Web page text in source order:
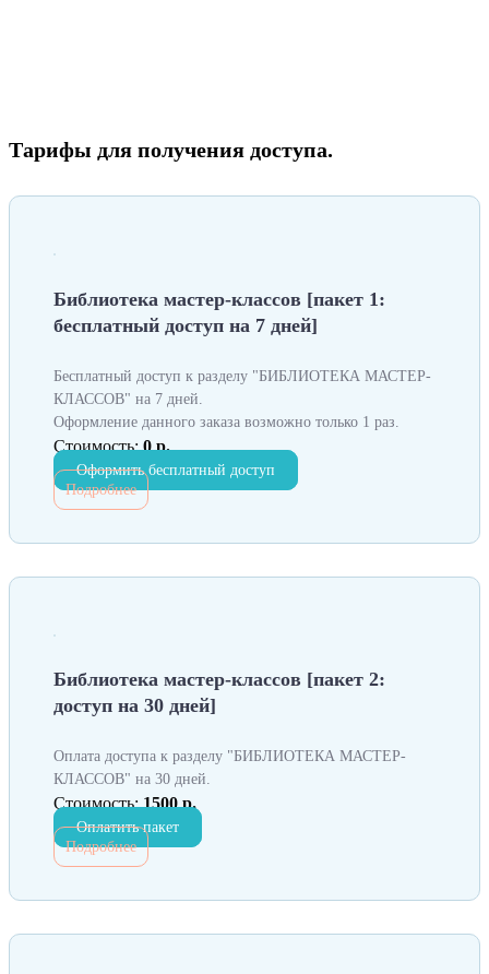
Тарифы для получения доступа.
Библиотека мастер-классов [пакет 1:
бесплатный доступ на 7 дней]
Бесплатный доступ к разделу "БИБЛИОТЕКА МАСТЕР-
КЛАССОВ" на 7 дней.
Оформление данного заказа возможно только 1 раз.
Стоимость: 0 р.
Оформить бесплатный доступ
Подробнее
Библиотека мастер-классов [пакет 2:
доступ на 30 дней]
Оплата доступа к разделу "БИБЛИОТЕКА МАСТЕР-
КЛАССОВ" на 30 дней.
Стоимость: 1500 р.
Оплатить пакет
Подробнее